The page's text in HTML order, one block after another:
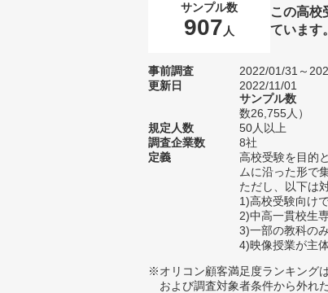
サンプル数
907 人
この高校
ています。
事前調査
2022/01/31～
更新日
2022/11/01
サンプル数
数26,755人）
規定人数
50人以上
調査企業数
8社
定義
高校受験を目的
ムに沿った形で
ただし、以下は
1)高校受験向け
2)中高一貫校生
3)一部の教科の
4)映像授業が主
※オリコン顧客満足度ランキング
および調査対象者条件から外れ